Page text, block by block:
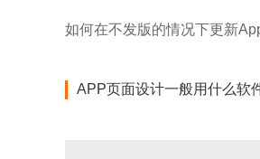
如何在不发版的情况下更新
APP页面设计一般用什么软